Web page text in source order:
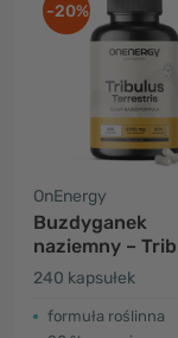
-20%
OnEnergy
Buzdyganek
naziemny –
2250 mg
240 kapsułek
formuła roślinna